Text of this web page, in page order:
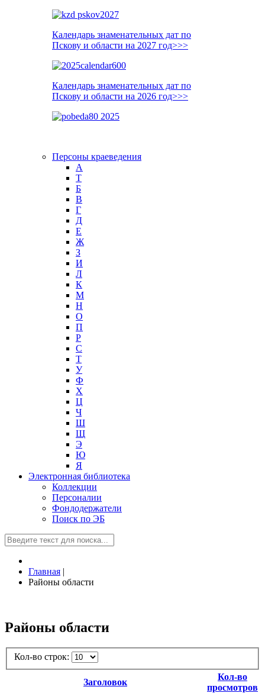
Календарь знаменательных дат по
Пскову и области на 2027 год>>>
Календарь знаменательных дат по
Пскову и области на 2026 год>>>
Персоны краеведения
А
T
Б
В
Г
Д
Е
Ж
З
И
Л
К
М
Н
О
П
Р
С
Т
У
Ф
Х
Ц
Ч
Ш
Щ
Э
Ю
Я
Электронная библиотека
Коллекции
Персоналии
Фондодержатели
Поиск по ЭБ
Главная |
Районы области
Районы области
Кол-во строк:
Заголовок
Кол-во
просмотров